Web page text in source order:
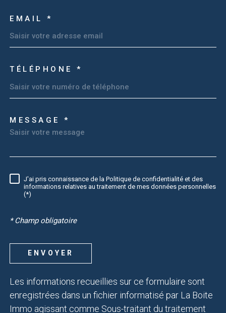
EMAIL *
TÉLÉPHONE *
MESSAGE *
RÈGLEMENTATION
J'ai pris connaissance de la Politique de confidentialité et des
informations relatives au traitement de mes données personnelles
(*)
* Champ obligatoire
ENVOYER
Les informations recueillies sur ce formulaire sont
enregistrées dans un fichier informatisé par La Boite
Immo agissant comme Sous-traitant du traitement